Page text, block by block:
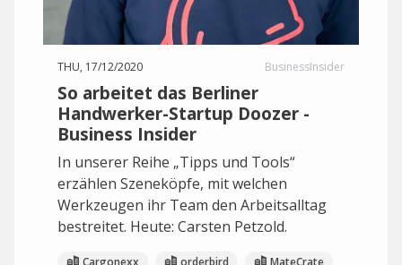
THU, 17/12/2020 BusinessInsider
So arbeitet das Berliner
Handwerker-Startup Doozer -
Business Insider
In unserer Reihe „Tipps und Tools“
erzählen Szeneköpfe, mit welchen
Werkzeugen ihr Team den Arbeitsalltag
bestreitet. Heute: Carsten Petzold.
Cargonexx orderbird MateCrate